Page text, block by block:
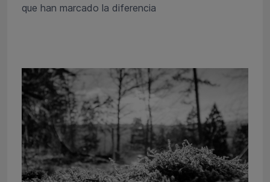
que han marcado la diferencia